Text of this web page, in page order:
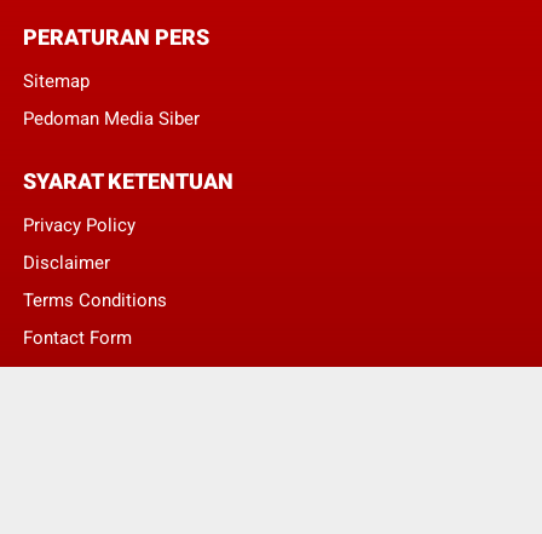
PERATURAN PERS
Sitemap
Pedoman Media Siber
SYARAT KETENTUAN
Privacy Policy
Disclaimer
Terms Conditions
Fontact Form